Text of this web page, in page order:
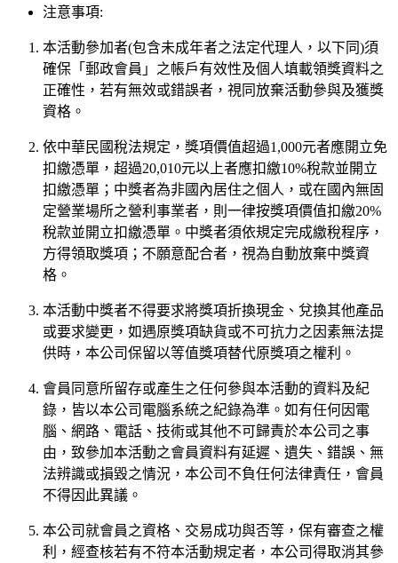
注意事項:
本活動參加者(包含未成年者之法定代理人，以下同)須
確保「郵政會員」之帳戶有效性及個人填載領獎資料之
正確性，若有無效或錯誤者，視同放棄活動參與及獲獎
資格。
依中華民國稅法規定，獎項價值超過1,000元者應開立免
扣繳憑單，超過20,010元以上者應扣繳10%稅款並開立
扣繳憑單；中獎者為非國內居住之個人，或在國內無固
定營業場所之營利事業者，則一律按獎項價值扣繳20%
稅款並開立扣繳憑單。中獎者須依規定完成繳稅程序，
方得領取獎項；不願意配合者，視為自動放棄中獎資
格。
本活動中獎者不得要求將獎項折換現金、兌換其他產品
或要求變更，如遇原獎項缺貨或不可抗力之因素無法提
供時，本公司保留以等值獎項替代原獎項之權利。
會員同意所留存或產生之任何參與本活動的資料及紀
錄，皆以本公司電腦系統之紀錄為準。如有任何因電
腦、網路、電話、技術或其他不可歸責於本公司之事
由，致參加本活動之會員資料有延遲、遺失、錯誤、無
法辨識或損毀之情況，本公司不負任何法律責任，會員
不得因此異議。
本公司就會員之資格、交易成功與否等，保有審查之權
利，經查核若有不符本活動規定者，本公司得取消其參